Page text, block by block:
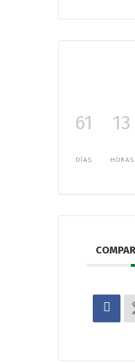
61
DÍAS
13
HORAS